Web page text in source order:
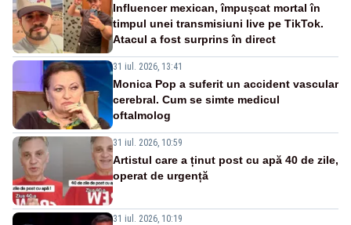
Influencer mexican, împușcat mortal în
timpul unei transmisiuni live pe TikTok.
Atacul a fost surprins în direct
31 iul. 2026, 13:41
Monica Pop a suferit un accident vascular
cerebral. Cum se simte medicul
oftalmolog
31 iul. 2026, 10:59
Artistul care a ținut post cu apă 40 de zile,
operat de urgență
31 iul. 2026, 10:19